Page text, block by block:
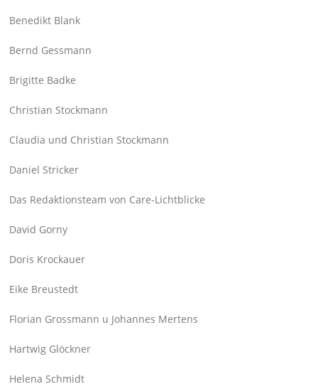
Benedikt Blank
Bernd Gessmann
Brigitte Badke
Christian Stockmann
Claudia und Christian Stockmann
Daniel Stricker
Das Redaktionsteam von Care-Lichtblicke
David Gorny
Doris Krockauer
Eike Breustedt
Florian Grossmann u Johannes Mertens
Hartwig Glöckner
Helena Schmidt